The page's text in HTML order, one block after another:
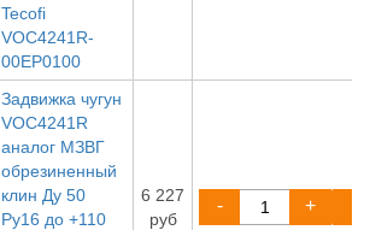
Tecofi
VOC4241R-
00EP0100
Задвижка чугун
VOC4241R
аналог МЗВГ
обрезиненный
клин Ду 50
Ру16 до +110
6 227
руб
- +